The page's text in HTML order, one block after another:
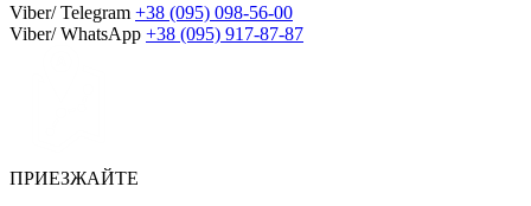
Viber/ Telegram +38 (095) 098-56-00
Viber/ WhatsApp +38 (095) 917-87-87
ПРИЕЗЖАЙТЕ